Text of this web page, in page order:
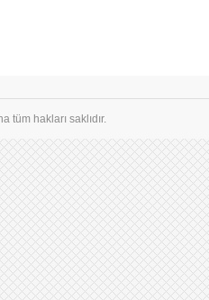
tüm hakları saklıdır.